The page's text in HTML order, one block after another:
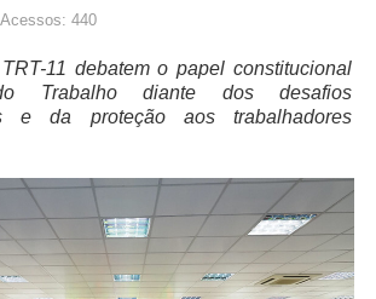
Roraima
Acessos: 440
11 debatem o papel constitucional
Trabalho diante dos desafios
e da proteção aos trabalhadores